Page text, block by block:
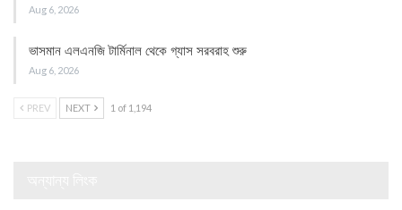
Aug 6, 2026
ভাসমান এলএনজি টার্মিনাল থেকে গ্যাস সরবরাহ শুরু
Aug 6, 2026
PREV NEXT 1 of 1,194